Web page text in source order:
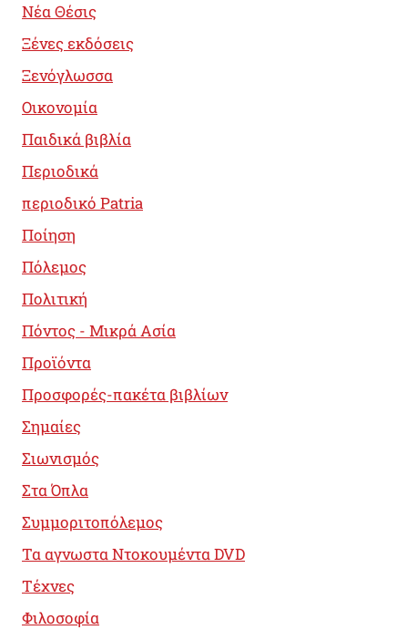
Νέα Θέσις
Ξένες εκδόσεις
Ξενόγλωσσα
Οικονομία
Παιδικά βιβλία
Περιοδικά
περιοδικό Patria
Ποίηση
Πόλεμος
Πολιτική
Πόντος - Μικρά Ασία
Προϊόντα
Προσφορές-πακέτα βιβλίων
Σημαίες
Σιωνισμός
Στα Όπλα
Συμμοριτοπόλεμος
Τα αγνωστα Ντοκουμέντα DVD
Τέχνες
Φιλοσοφία